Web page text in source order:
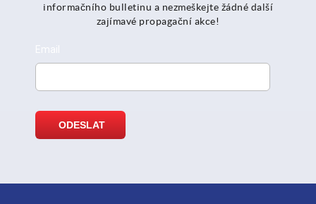
informačního bulletinu a nezmeškejte žádné další
zajímavé propagační akce!